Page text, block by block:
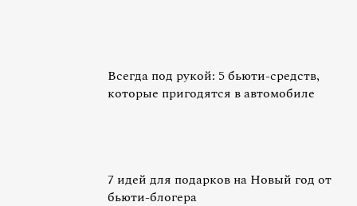
Всегда под рукой: 5 бьюти-средств,
которые пригодятся в автомобиле
7 идей для подарков на Новый год от
бьюти-блогера